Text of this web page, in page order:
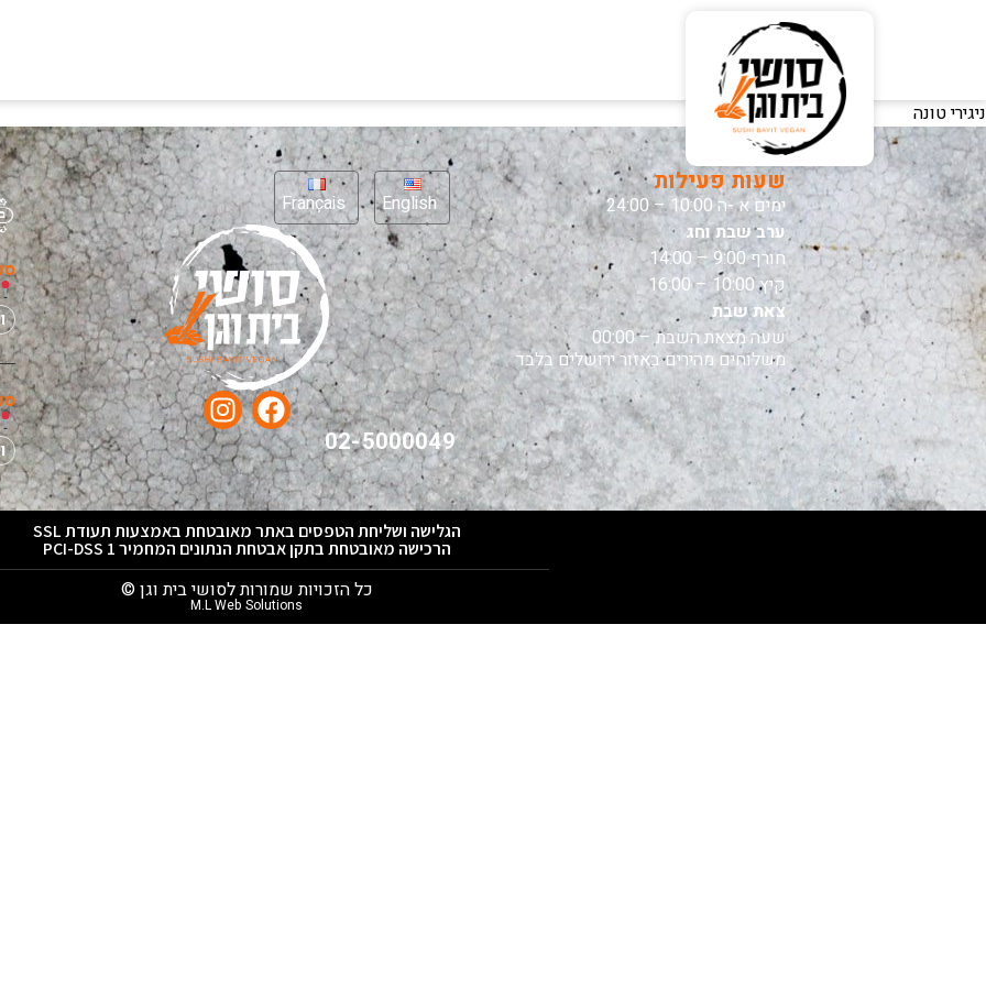
ניגירי טונה
שעות פעילות
ימים א -ה 10:00 – 24:00
ערב שבת וחג
חורף 9:00 – 14:00
קיץ 10:00 – 16:00
צאת שבת
שעה מצאת השבת – 00:00
משלוחים מהירים באזור ירושלים בלבד
English
Français
02-5000049
הגלישה ושליחת הטפסים באתר מאובטחת באמצעות תעודת SSL
הרכישה מאובטחת בתקן אבטחת הנתונים המחמיר PCI-DSS 1
כל הזכויות שמורות לסושי בית וגן ©
M.L Web Solutions